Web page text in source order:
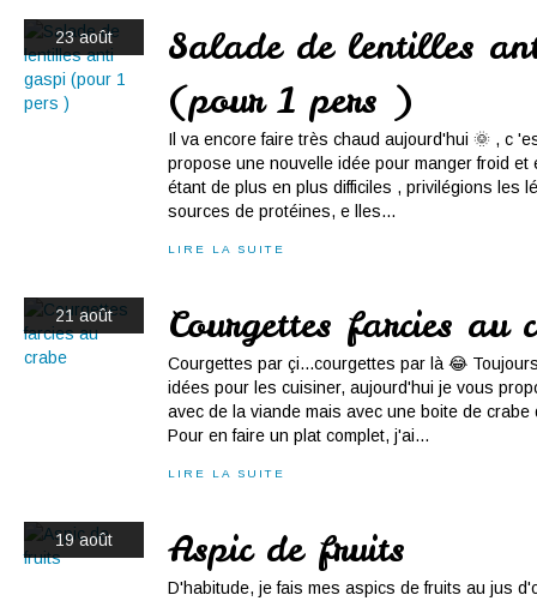
23 août
Salade de lentilles
(pour 1 pers )
Il va encore faire très chaud aujourd'hui 🌞 , c
propose une nouvelle idée pour manger froid et
étant de plus en plus difficiles , privilégions les
sources de protéines, e lles...
LIRE LA SUITE
21 août Courgettes farcies au
Courgettes par çi...courgettes par là 😂
idées pour les cuisiner, aujourd'hui je vous
avec de la viande mais avec une boite de
Pour en faire un plat complet, j'ai...
LIRE LA SUITE
19 août Aspic de fruits
D'habitude, je fais mes aspics de fruits au jus